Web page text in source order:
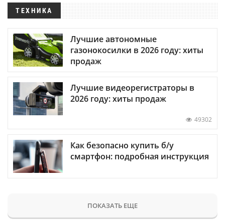
ТЕХНИКА
Лучшие автономные
газонокосилки в 2026 году: хиты
продаж
Лучшие видеорегистраторы в
2026 году: хиты продаж
49302
Как безопасно купить б/у
смартфон: подробная инструкция
ПОКАЗАТЬ ЕЩЕ